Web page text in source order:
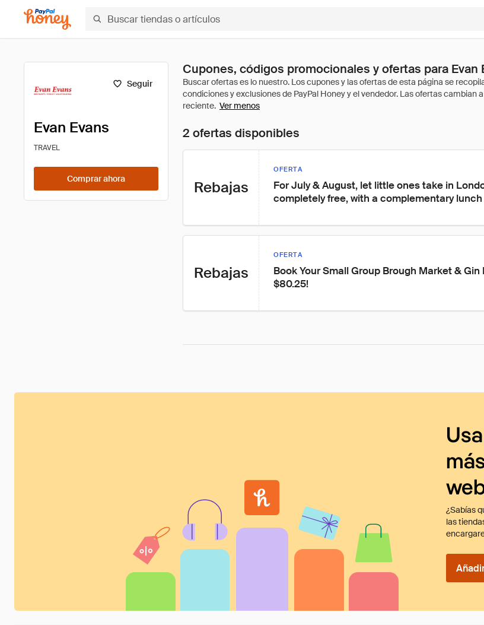
Seguir
Evan Evans
TRAVEL
Comprar ahora
Cupones, códigos promocionales y ofertas para Evan
Ver menos
2 ofertas disponibles
Rebajas
OFERTA
For July & August, let little ones take in
completely free, with a complementary
Rebajas
OFERTA
Book Your Small Group Brough Market &
$80.25!
¿Sabías
las